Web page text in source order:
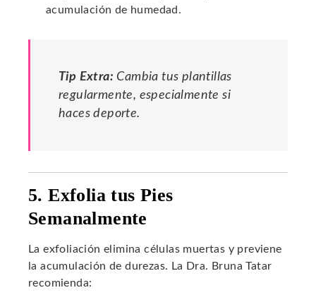
acumulación de humedad.
Tip Extra: Cambia tus plantillas
regularmente, especialmente si
haces deporte.
5. Exfolia tus Pies
Semanalmente
La exfoliación elimina células muertas y previene
la acumulación de durezas. La Dra. Bruna Tatar
recomienda: